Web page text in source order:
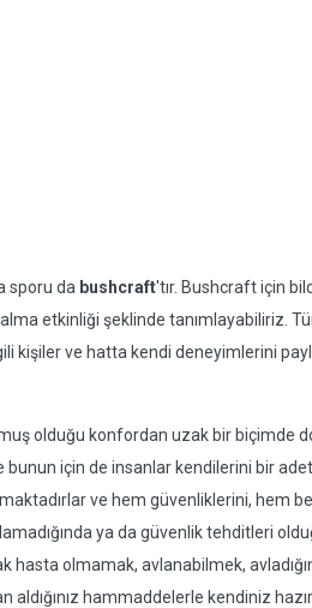
sporu da bushcraft'tır. Bushcraft için
etkinliği şeklinde tanımlayabiliriz.
kişiler ve hatta kendi deneyimlerini
olduğu konfordan uzak bir biçimde
için de insanlar kendilerini bir
ve hem güvenliklerini, hem
ya da güvenlik tehditleri
olmamak, avlanabilmek,
aldığınız hammaddelerle kendiniz